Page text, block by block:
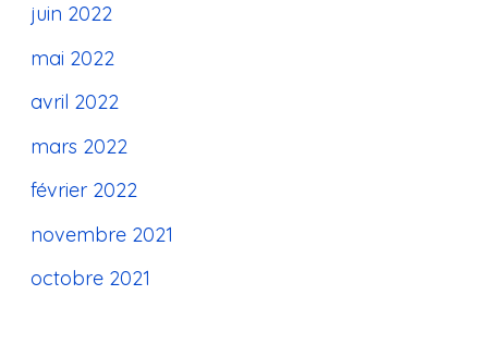
juin 2022
mai 2022
avril 2022
mars 2022
février 2022
novembre 2021
octobre 2021